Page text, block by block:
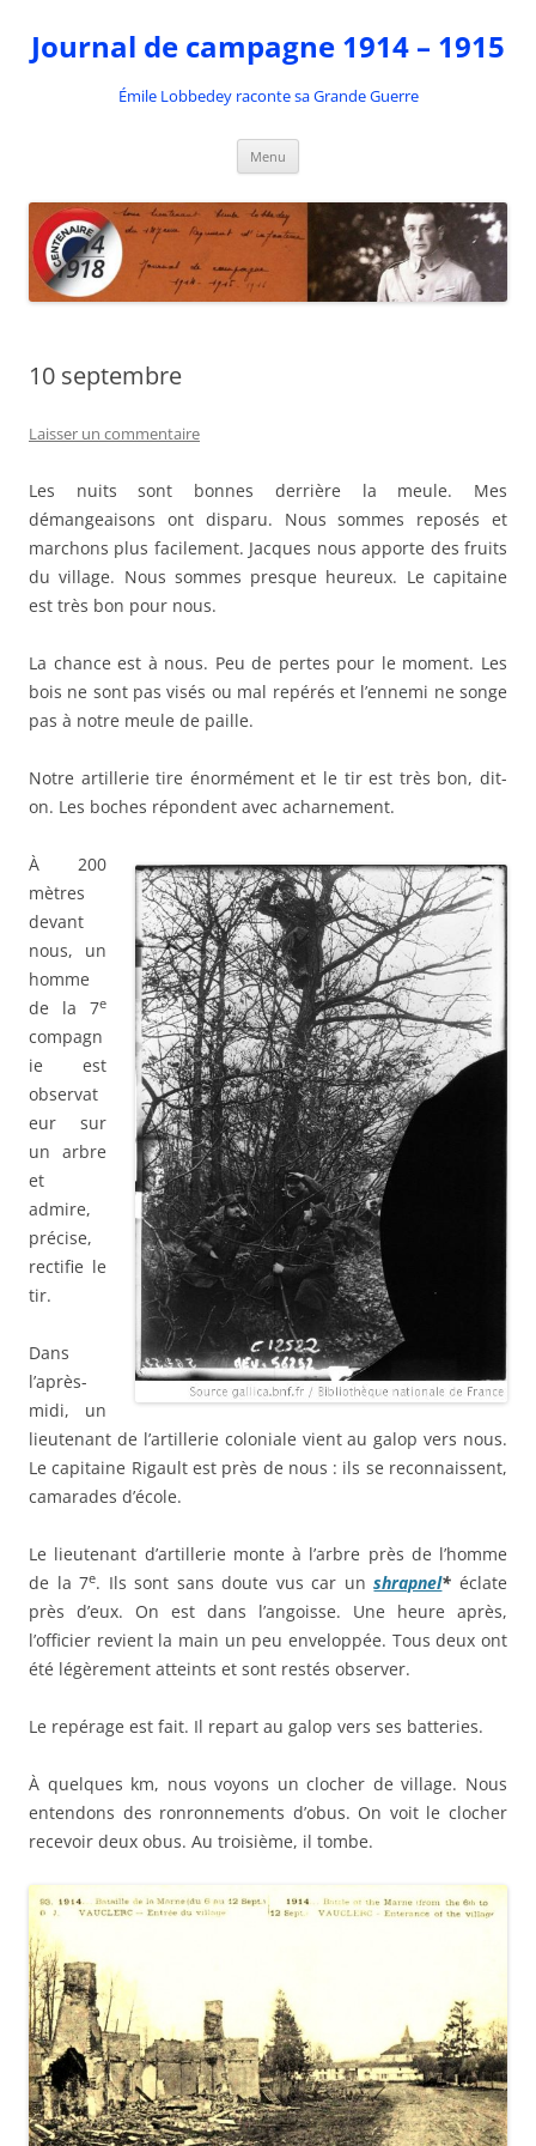
contenu
Journal de campagne 1914 – 1915
Émile Lobbedey raconte sa Grande Guerre
Menu
10 septembre
Laisser un commentaire
Les nuits sont bonnes derrière la meule. Mes
démangeaisons ont disparu. Nous sommes reposés et
marchons plus facilement. Jacques nous apporte des fruits
du village. Nous sommes presque heureux. Le capitaine
est très bon pour nous.
La chance est à nous. Peu de pertes pour le moment. Les
bois ne sont pas visés ou mal repérés et l’ennemi ne songe
pas à notre meule de paille.
Notre artillerie tire énormément et le tir est très bon, dit-
on. Les boches répondent avec acharnement.
À 200
mètres
devant
nous, un
homme
de la 7e
compagn
ie est
observat
eur sur
un arbre
et
admire,
précise,
rectifie le
tir.
Dans
l’après-
midi, un
lieutenant de l’artillerie coloniale vient au galop vers nous.
Le capitaine Rigault est près de nous : ils se reconnaissent,
camarades d’école.
Le lieutenant d’artillerie monte à l’arbre près de l’homme
de la 7e. Ils sont sans doute vus car unshrapnel*éclate
près d’eux. On est dans l’angoisse. Une heure après,
l’officier revient la main un peu enveloppée. Tous deux ont
été légèrement atteints et sont restés observer.
Le repérage est fait. Il repart au galop vers ses batteries.
À quelques km, nous voyons un clocher de village. Nous
entendons des ronronnements d’obus. On voit le clocher
recevoir deux obus. Au troisième, il tombe.